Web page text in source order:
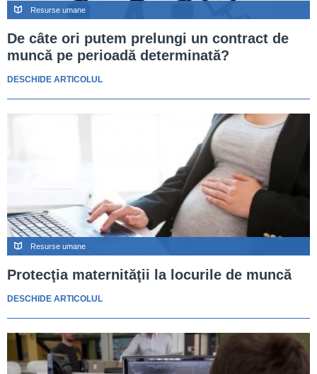
Resurse umane
De câte ori putem prelungi un contract de
muncă pe perioadă determinată?
DESCHIDE ARTICOLUL
Resurse umane
Protecţia maternităţii la locurile de muncă
DESCHIDE ARTICOLUL